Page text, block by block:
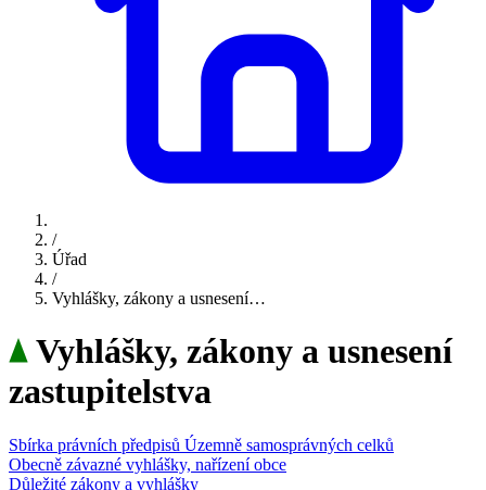
/
Úřad
/
Vyhlášky, zákony a usnesení…
Vyhlášky, zákony a usnesení
zastupitelstva
Sbírka právních předpisů Územně samosprávných celků
Obecně závazné vyhlášky, nařízení obce
Důležité zákony a vyhlášky